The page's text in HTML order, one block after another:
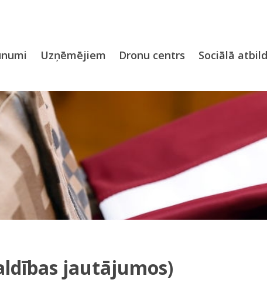
Uzņēmējiem Dronu centrs Sociālā
jautājumos)